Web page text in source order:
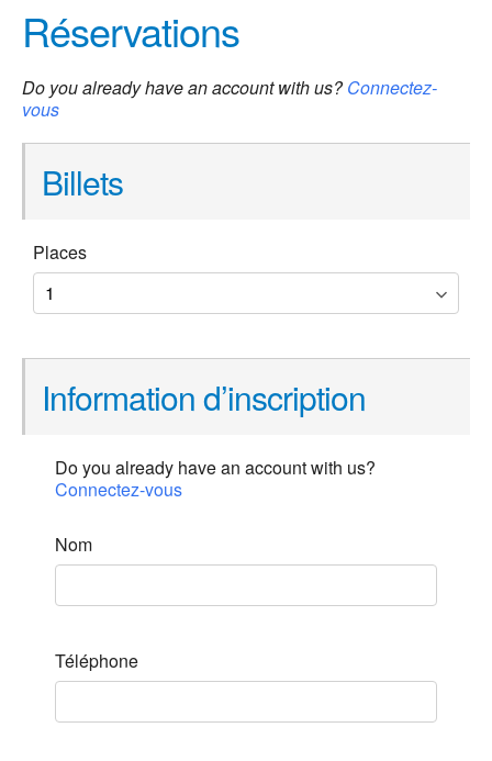
Réservations
Do you already have an account with us?Connectez-
vous
Billets
Places
Information d’inscription
Do you already have an account with us?
Connectez-vous
Nom
Téléphone